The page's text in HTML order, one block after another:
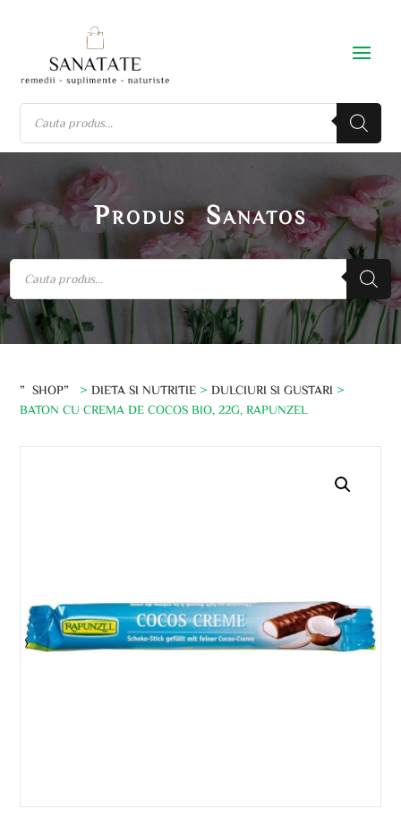
Produs Sanatos
”SHOP” >DIETA SI NUTRITIE >DULCIURI SI GUSTARI >
BATON CU CREMA DE COCOS BIO, 22G, RAPUNZEL